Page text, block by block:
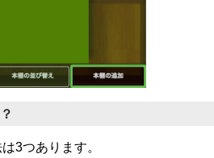
3つあります。